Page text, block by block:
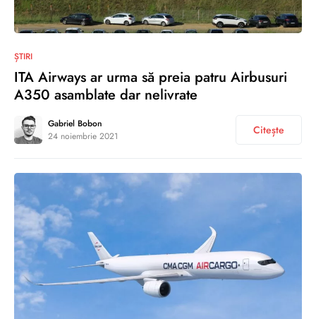
ȘTIRI
ITA Airways ar urma să preia patru Airbusuri
A350 asamblate dar nelivrate
Gabriel Bobon
24 noiembrie 2021
Citește